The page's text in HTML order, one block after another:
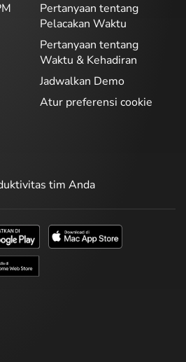
Pertanyaan tentang
Pelacakan Waktu
Pertanyaan tentang
Waktu & Kehadiran
Jadwalkan Demo
Atur preferensi cookie
tim Anda